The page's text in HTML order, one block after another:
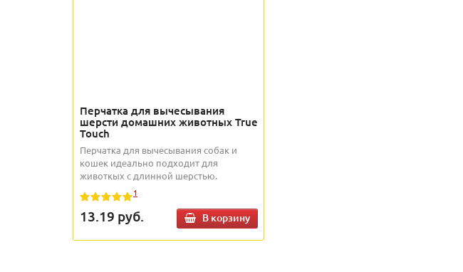
Перчатка для вычесывания
шерсти домашних животных True
Touch
Перчатка для вычесывания собак и
кошек идеально подходит для
животкых с длинной шерстью.
1
13.19 руб. В корзину